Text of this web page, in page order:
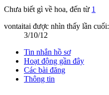
Chưa biết gì về hoa, đến từ 1
vontaitai được nhìn thấy lần cuối:
3/10/12
Tin nhắn hồ sơ
Hoạt động gần đây
Các bài đăng
Thông tin